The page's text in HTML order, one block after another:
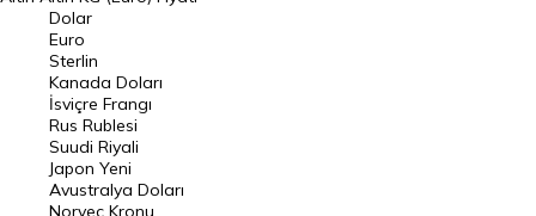
Euro Kuru
Pound Kuru
Frank Kuru
Riyal Kuru
Avustralya Doları
Danimarka Kronu Kuru
Dolar
Euro
Sterlin
Kanada Doları
İsviçre Frangı
Rus Rublesi
Suudi Riyali
Japon Yeni
Avustralya Doları
Norveç Kronu